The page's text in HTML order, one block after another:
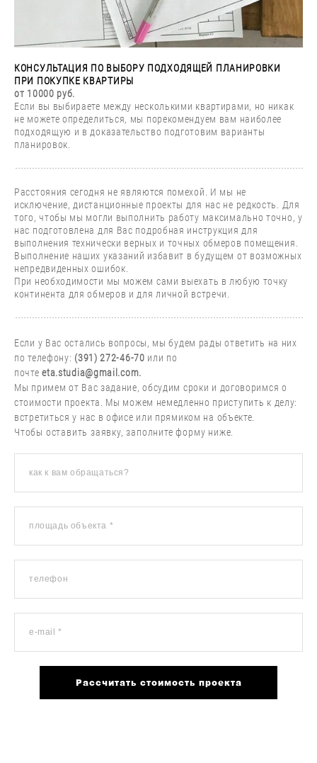
КОНСУЛЬТАЦИЯ ПО ВЫБОРУ ПОДХОДЯЩЕЙ ПЛАНИРОВКИ
ПРИ ПОКУПКЕ КВАРТИРЫ
от 10000 руб.
Если вы выбираете между несколькими квартирами, но никак
не можете определиться, мы порекомендуем вам наиболее
подходящую и в доказательство подготовим варианты
планировок.
Расстояния сегодня не являются помехой. И мы не
исключение, дистанционные проекты для нас не редкость. Для
того, чтобы мы могли выполнить работу максимально точно, у
нас подготовлена для Вас подробная инструкция для
выполнения технически верных и точных обмеров помещения.
Выполнение наших указаний избавит в будущем от возможных
непредвиденных ошибок.
При необходимости мы можем сами выехать в любую точку
континента для обмеров и для личной встречи.
Если у Вас остались вопросы, мы будем рады ответить на них
по телефону: (391) 272-46-70 или по
почтеeta.studia@gmail.com.
Мы примем от Вас задание, обсудим сроки и договоримся о
стоимости проекта. Мы можем немедленно приступить к делу:
встретиться у нас в офисе или прямиком на объекте.
Чтобы оставить заявку, заполните форму ниже.
как к вам обращаться?
площадь объекта *
телефон
e-mail *
Рассчитать стоимость проекта